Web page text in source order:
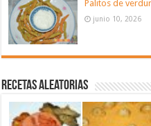
Palitos de
junio 10, 2026
Recetas aleatorias